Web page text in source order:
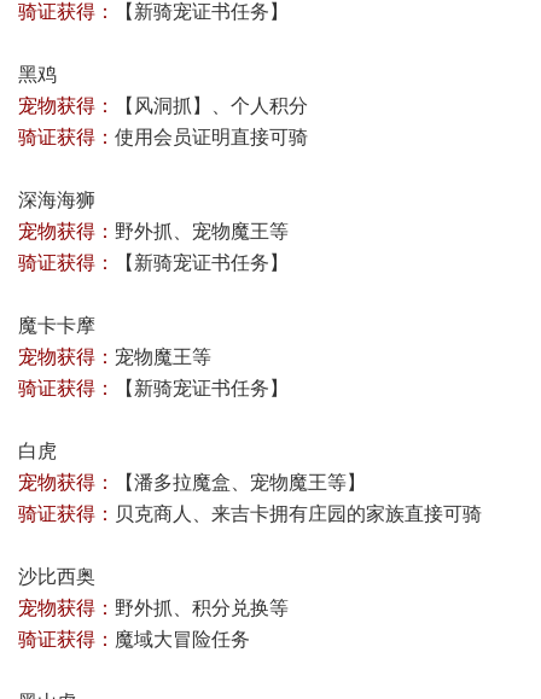
骑证获得：
【 新骑宠证书任务 】
黑鸡
宠物获得：
【 风洞抓 】、个人积分
骑证获得： 使用会员证明直接可骑
深海海狮
宠物获得： 野外抓、宠物魔王等
骑证获得：
【 新骑宠证书任务 】
魔卡卡摩
宠物获得： 宠物魔王等
骑证获得：
【 新骑宠证书任务 】
白虎
宠物获得：
【潘多拉魔盒、宠物魔王等】
骑证获得： 贝克商人、来吉卡拥有庄园的家族直接可骑
沙比西奥
宠物获得： 野外抓、积分兑换等
骑证获得： 魔域大冒险任务